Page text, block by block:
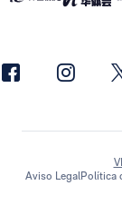
Aviso LegalPolítica